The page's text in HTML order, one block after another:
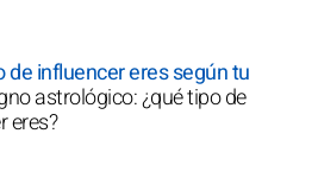
de influencer eres según tu
astrológico: ¿qué tipo de
eres?